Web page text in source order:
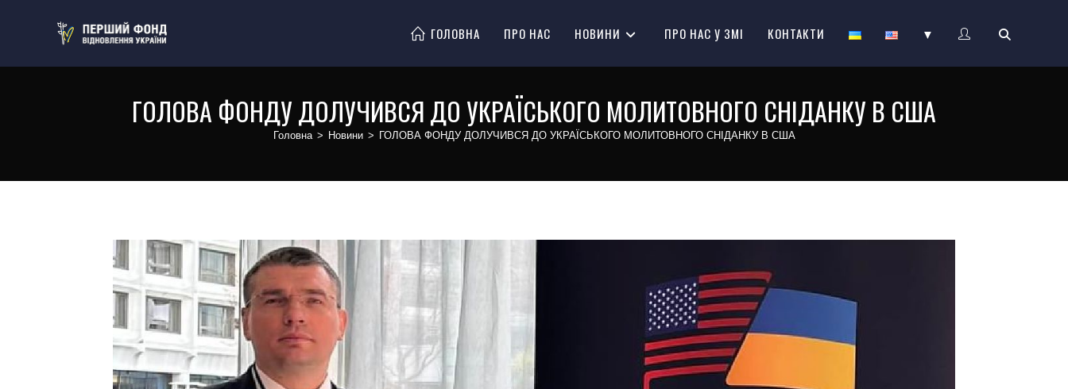
ГОЛОВНА ПРО НАС НОВИНИ ПРО НАС У ЗМІ КОНТАКТИ ▼
ГОЛОВА ФОНДУ ДОЛУЧИВСЯ ДО УКРАЇСЬКОГО МОЛИТОВНОГО СНІДАНКУ В США
Головна > Новини > ГОЛОВА ФОНДУ ДОЛУЧИВСЯ ДО УКРАЇСЬКОГО МОЛИТОВНОГО СНІДАНКУ В США